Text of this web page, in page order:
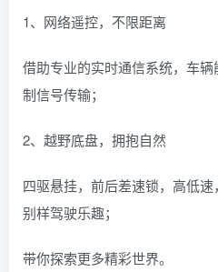
1、网络遥控，不限距离
借助专业的实时通信系统，车
制信号传输；
2、越野底盘，拥抱自然
四驱悬挂，前后差速锁，高低
别样驾驶乐趣；
带你探索更多精彩世界。